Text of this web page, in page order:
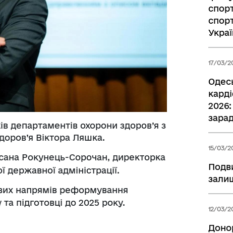
департаментів охорони здоров’я з
Віктора Ляшка.
Рокунець-Сорочан, директорка
адміністрації.
напрямів реформування
підготовці до 2025 року.
17/03/
15/03/
12/03/